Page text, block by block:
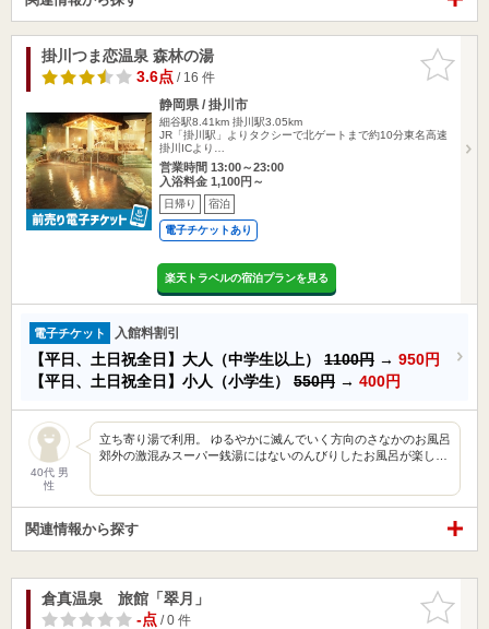
お気に入
りに追加
掛川つま恋温泉 森林の湯
3.6点/ 16 件
静岡県 / 掛川市
細谷駅8.41km 掛川駅3.05km
JR「掛川駅」よりタクシーで北ゲートまで約10分東名高速
掛川ICより…
営業時間 13:00～23:00
入浴料金 1,100円～
日帰り 宿泊
電子チケットあり
楽天トラベルの宿泊プランを見る
電子チケット 入館料割引
【平日、土日祝全日】大人（中学生以上） 1100円 → 950円
【平日、土日祝全日】小人（小学生） 550円 → 400円
40代 男
性
立ち寄り湯で利用。 ゆるやかに滅んでいく方向のさなかのお風呂
郊外の激混みスーパー銭湯にはないのんびりしたお風呂が楽し…
関連情報から探す
お気に入
りに追加
倉真温泉 旅館「翠月」
-点/ 0 件